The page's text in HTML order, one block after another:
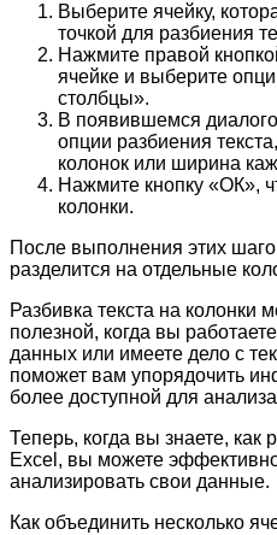
Выберите ячейку,
точкой для разбиения
Нажмите правой
ячейке и выберите
столбцы».
В появившемся
опции разбиения
колонок или ширина
Нажмите кнопку «ОК»,
колонки.
После выполнения этих
разделится на отдельные
Разбивка текста на колонки
полезной, когда вы
данных или имеете дело с
поможет вам упорядочить
более доступной для
Теперь, когда вы знаете, как
Excel, вы можете
анализировать свои данные.
Как объединить несколько